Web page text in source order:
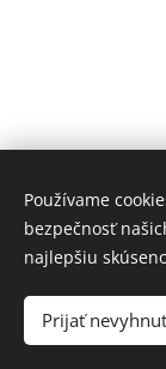
Používame
bezpečnosť
najlepšiu
Prijať